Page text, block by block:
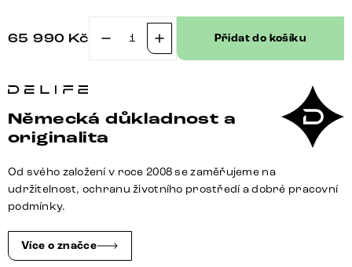
65 990 Kč
300
cm
akácie
přírodní
2
zásuvky
Přidat do košíku
Německá důkladnost a
originalita
Od svého založení v roce 2008 se zaměřujeme na
udržitelnost, ochranu životního prostředí a dobré pracovní
podmínky.
Více o značce